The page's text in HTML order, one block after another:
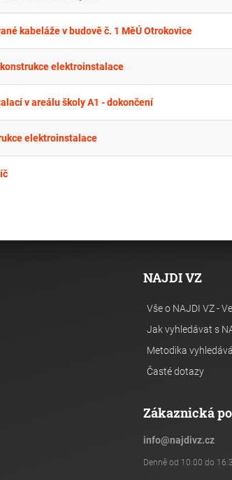
kabeláže v budově č. 1 MěÚ Otrokovice
elektroinstalace
v areálu školy A1 - dokončení
elektroinstalace
NAJDI VZ
Vše o NAJDI VZ -
Jak vyhledávat s
Metodika
Časté dotazy
Zákaznická
info@najdivz.cz
Denně od 10:00 do